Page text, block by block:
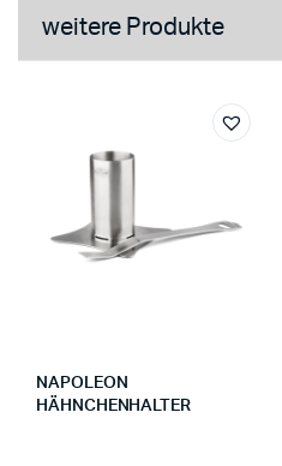
weitere Produkte
NAPOLEON
HÄHNCHENHALTER